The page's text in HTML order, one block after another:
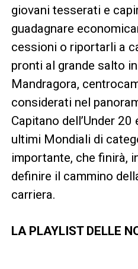
giovani tesserati e
guadagnare
cessioni o riportarli a
pronti al grande salto
Mandragora,
considerati nel
Capitano dell’Under
ultimi Mondiali di
importante, che finirà,
definire il cammino
carriera.
LA PLAYLIST DELLE